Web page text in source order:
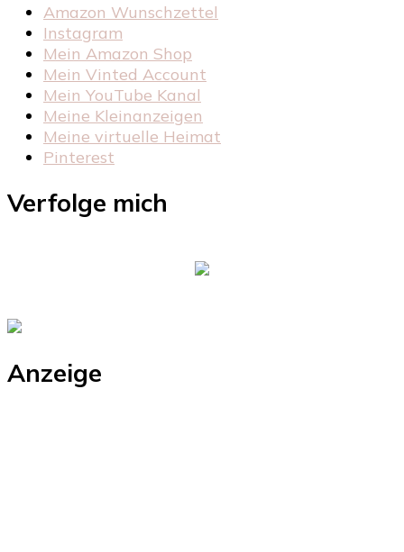
Amazon Wunschzettel
Instagram
Mein Amazon Shop
Mein Vinted Account
Mein YouTube Kanal
Meine Kleinanzeigen
Meine virtuelle Heimat
Pinterest
Verfolge mich
Anzeige